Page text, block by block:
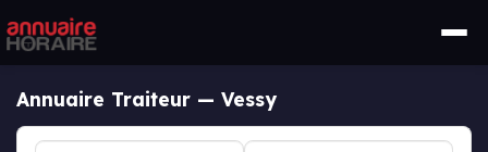
Annuaire Traiteur — Vessy